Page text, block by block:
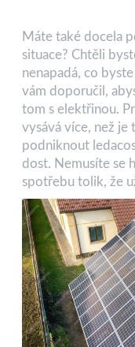
Máte také docela
situace? Chtěli
nenapadá, co
vám doporučil,
tom s elektřinou.
vysává více, než je
podniknout
dost. Nemusíte se
spotřebu tolik, že